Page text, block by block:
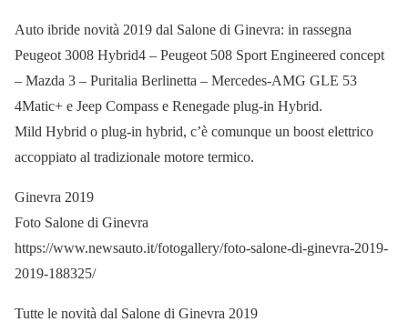
Auto ibride novità 2019 dal Salone di Ginevra: in rassegna
Peugeot 3008 Hybrid4 – Peugeot 508 Sport Engineered concept
– Mazda 3 – Puritalia Berlinetta – Mercedes-AMG GLE 53
4Matic+ e Jeep Compass e Renegade plug-in Hybrid.
Mild Hybrid o plug-in hybrid, c’è comunque un boost elettrico
accoppiato al tradizionale motore termico.
Ginevra 2019
Foto Salone di Ginevra
https://www.newsauto.it/fotogallery/foto-salone-di-ginevra-2019-
2019-188325/
Tutte le novità dal Salone di Ginevra 2019